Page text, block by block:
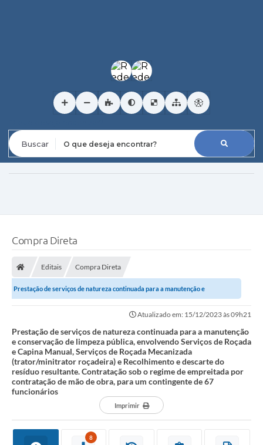
Compra Direta
Editais Compra Direta
Prestação de serviços de natureza continuada para a manutenção e
conservação de limpeza pública, envolvendo...
Atualizado em: 15/12/2023 às 09h21
Prestação de serviços de natureza continuada para a manutenção
e conservação de limpeza pública, envolvendo Serviços de Roçada
e Capina Manual, Serviços de Roçada Mecanizada
(trator/minitrator roçadeira) e Recolhimento e descarte do
resíduo resultante. Contratação sob o regime de empreitada por
contratação de mão de obra, para um contingente de 67
funcionários
Imprimir
8